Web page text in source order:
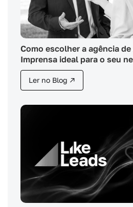
Como escolher a agência
Imprensa ideal para o seu
Ler no Blog ↗